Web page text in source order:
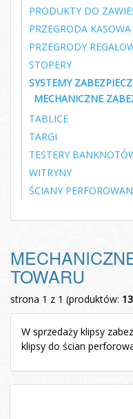
PRODUKTY DO
PRZEGRODA KASOWA
PRZEGRODY
STOPERY
SYSTEMY
MECHANICZNE
TABLICE
TARGI
TESTERY
WITRYNY
ŚCIANY
TOWARU
strona 1 z 1 (produktów: 13
W sprzedaży klipsy
klipsy do ścian